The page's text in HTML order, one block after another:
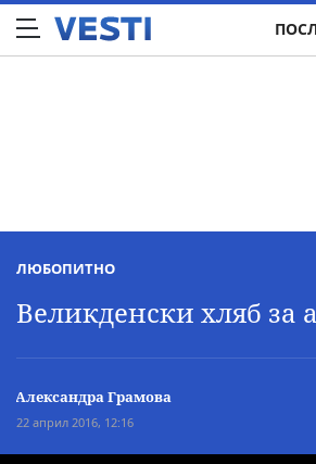
ЛЮБОПИТНО
Великденски хляб за
Александра Грамова
22 април 2016, 12:16